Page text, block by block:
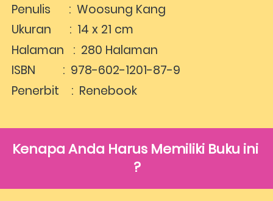
Penulis      :  Woosung Kang
Ukuran      :  14 x 21 cm
Halaman   :  280 Halaman
ISBN         :  978-602-1201-87-9
Penerbit    :  Renebook
Kenapa Anda Harus Memiliki Buku ini
?